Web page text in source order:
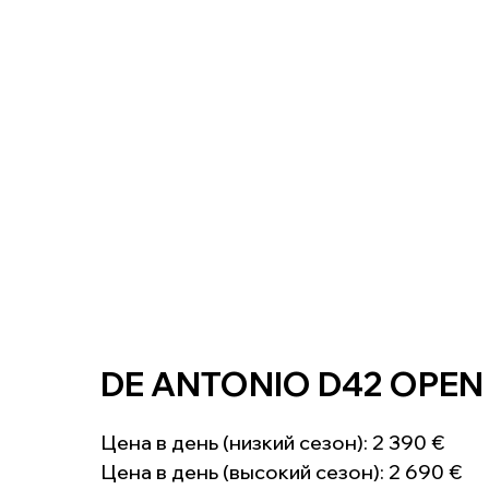
DE ANTONIO D42
Цена в день (низкий сезон): 2 390 €
Цена в день (высокий сезон): 2 690 €